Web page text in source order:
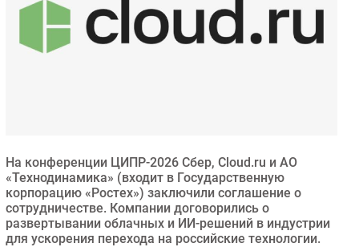
Регулирование
Финансы
Здоровье
РАЗДЕЛЫ
На конференции ЦИПР-2026 Сбер, Cloud.ru и АО
«Технодинамика» (входит в Государственную
корпорацию «Ростех») заключили соглашение о
сотрудничестве. Компании договорились о
развертывании облачных и ИИ-решений в индустрии
для ускорения перехода на российские технологии.